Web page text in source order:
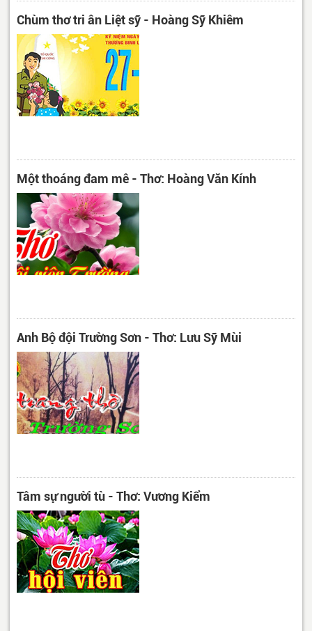
Chùm thơ tri ân Liệt sỹ - Hoàng Sỹ Khiêm
Một thoáng đam mê - Thơ: Hoàng Văn Kính
Anh Bộ đội Trường Sơn - Thơ: Lưu Sỹ Mùi
Tâm sự người tù - Thơ: Vương Kiểm